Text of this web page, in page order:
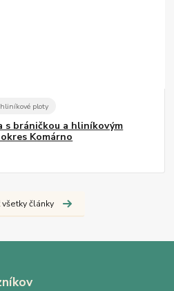
ploty
s bráničkou a hliníkovým
Komárno
články